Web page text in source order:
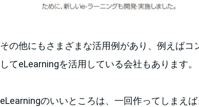
その他にもさまざまな活用例があり、例えば
してeLearningを活用している会社もあります。
eLearningのいいところは、一回作ってしまえ